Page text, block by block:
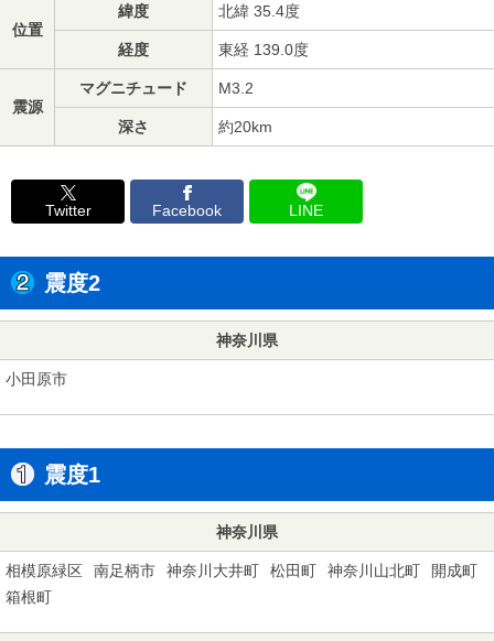
位置
緯度 北緯 35.4度
経度 東経 139.0度
震源
マグニチュード M3.2
深さ 約20km
Twitter Facebook LINE
震度2
神奈川県
小田原市
震度1
神奈川県
相模原緑区 南足柄市 神奈川大井町 松田町 神奈川山北町
開成町
箱根町